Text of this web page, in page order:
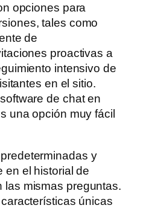
opciones para
tales como
de
proactivas a
intensivo de
en el sitio.
de chat en
una opción muy fácil
y
en el historial de
mismas preguntas.
únicas